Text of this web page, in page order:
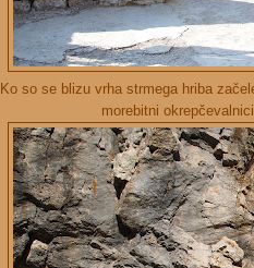
Ko so se blizu vrha strmega hriba
morebitni